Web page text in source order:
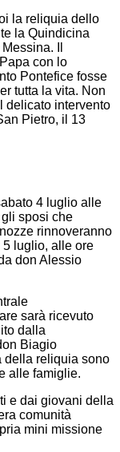
la reliquia dello
la Quindicina
Il
con lo
Pontefice fosse
tutta la vita. Non
delicato intervento
Pietro, il 13
4 luglio alle
sposi che
rinnoveranno
5 luglio, alle ore
don Alessio
sarà ricevuto
dalla
Biagio
della reliquia sono
alle famiglie.
e dai giovani della
comunità
mini missione